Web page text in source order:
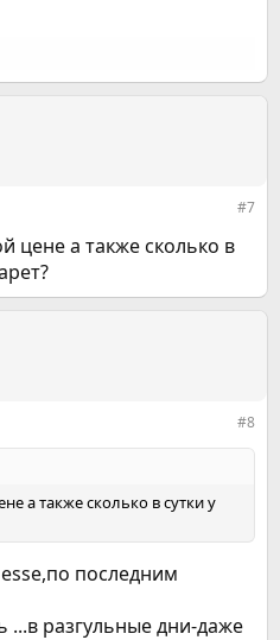
#7
цене а также сколько в
#8
а также сколько в сутки у
последним
...в разгульные дни-даже